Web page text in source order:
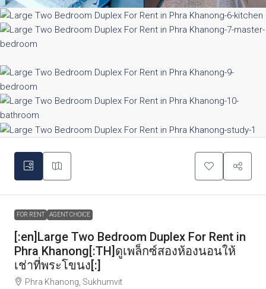
FOR RENT AGENT CHOICE
[:en]Large Two Bedroom Duplex For Rent in
Phra Khanong[:TH]ดูเพล็กซ์สองห้องนอนให้
เช่าที่พระโขนง[:]
Phra Khanong, Sukhumvit